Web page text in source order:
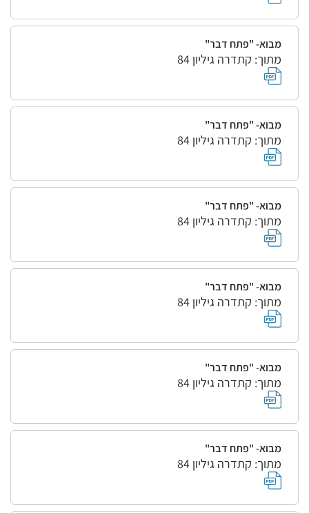
מבוא- "פתח דבר"
מתוך: קתדרה גיליון 84
מבוא- "פתח דבר"
מתוך: קתדרה גיליון 84
מבוא- "פתח דבר"
מתוך: קתדרה גיליון 84
מבוא- "פתח דבר"
מתוך: קתדרה גיליון 84
מבוא- "פתח דבר"
מתוך: קתדרה גיליון 84
מבוא- "פתח דבר"
מתוך: קתדרה גיליון 84